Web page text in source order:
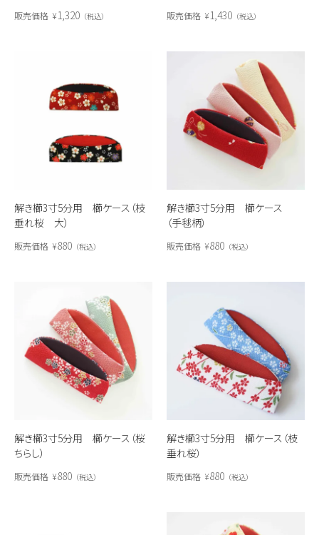
販売価格 ¥1,320 税込 販売価格 ¥1,430 税込
解き櫛3寸5分用 櫛ケース（枝
垂れ桜 大）
販売価格 ¥880 税込
解き櫛3寸5分用 櫛ケース
（手毬柄）
販売価格 ¥880 税込
解き櫛3寸5分用 櫛ケース（桜
ちらし）
販売価格 ¥880 税込
解き櫛3寸5分用 櫛ケース（枝
垂れ桜）
販売価格 ¥880 税込